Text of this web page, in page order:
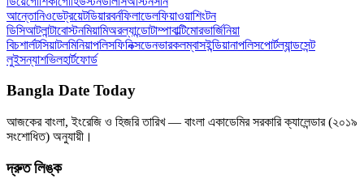
আন্তোনিওডেট্রয়েটডিয়ারবর্নফিলাডেলফিয়াওয়াশিংটন
ডিসিআটলান্টাবোস্টনমিয়ামিঅরল্যান্ডোটাম্পাবাল্টিমোরভার্জিনিয়া
বিচশার্লটসিয়াটলমিনিয়াপলিসফিনিক্সডেনভারকলম্বাসইন্ডিয়ানাপলিসপোর্টল্যান্ডসেন্ট
লুইসন্যাশভিলহার্টফোর্ড
Bangla Date Today
আজকের বাংলা, ইংরেজি ও হিজরি তারিখ — বাংলা একাডেমির সরকারি ক্যালেন্ডার (২০১৯
সংশোধিত) অনুযায়ী।
দ্রুত লিঙ্ক